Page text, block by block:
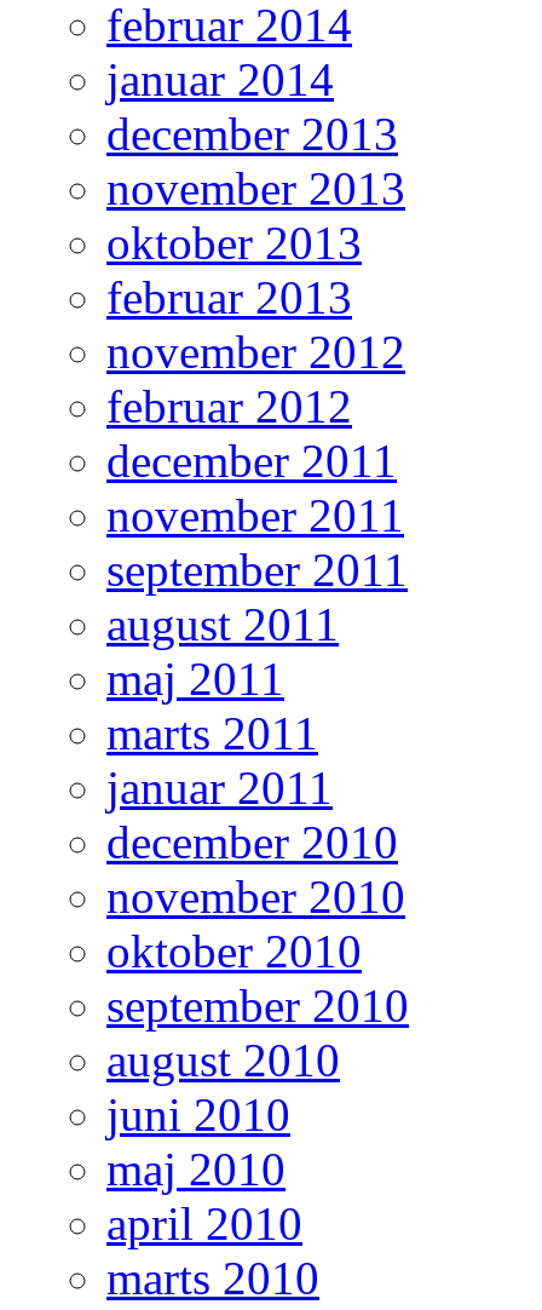
februar 2014
januar 2014
december 2013
november 2013
oktober 2013
februar 2013
november 2012
februar 2012
december 2011
november 2011
september 2011
august 2011
maj 2011
marts 2011
januar 2011
december 2010
november 2010
oktober 2010
september 2010
august 2010
juni 2010
maj 2010
april 2010
marts 2010